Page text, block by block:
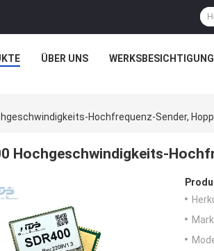
ÜBER UNS WERKSBESICHTIGUNG
Hochfrequenz-Sender,
Hochgeschwindigkeits-